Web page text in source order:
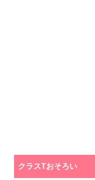
クラスTおそろい